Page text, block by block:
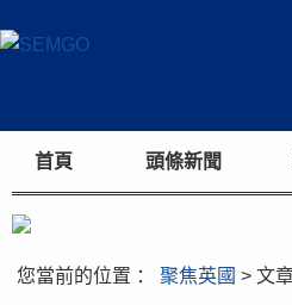
首頁 頭條新聞
您當前的位置 ： 聚焦英國 > 文